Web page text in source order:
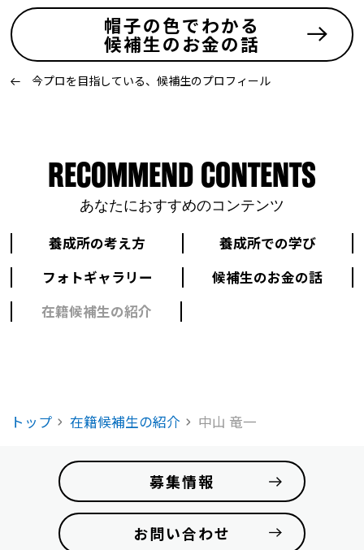
帽子の色でわかる
候補生のお金の話
今プロを目指している、候補生のプロフィール
RECOMMEND CONTENTS
あなたにおすすめのコンテンツ
養成所の考え方
養成所での学び
フォトギャラリー
候補生のお金の話
在籍候補生の紹介
トップ 在籍候補生の紹介 中山 竜一
募集情報
お問い合わせ